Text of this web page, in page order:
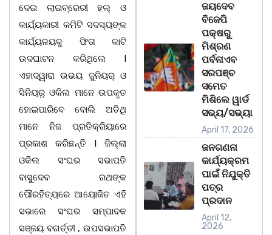
ଦେଇ ଲାଇବ୍ରେରୀ ହଲ୍ ଓ
କାର୍ଯ୍ୟକାରୀ କମିଟି ସଦସ୍ୟଙ୍କ
କାର୍ଯ୍ୟଳୟକୁ ଫିତା କାଟି
ଉଦଘାଟନ କରିଥିଲେ l
ଏହାଦ୍ୱାରା ଉଭୟ ଜୁନିୟର୍ ଓ
ସିନିୟର଼୍ ଓକିଲ ମାନେ ଉପକୃତ
ହୋଇପାରିବେ ବୋଲି ଅତିଥି
ମାନେ ନିଜ ପ୍ରତିକ୍ରିୟାରେ
ପ୍ରକାଶ କରିଛନ୍ତି l ଜିଲ୍ଲା
ଓକିଲ ସଂଘର ସଭାପତି
ବାସୁଦେବ ରଥଙ୍କ
ପୌରହିତ୍ୟରେ ଆୟୋଜିତ ଏହି
ସଭାରେ ସଂଘର ସମ୍ପାଦକ
ସଞ୍ଜୟ ବଗର୍ତ୍ତୀ , ଉପସଭାପତି
ଜୟଦେବ
ବିଜେପି
ପକ୍ଷରୁ
ମିଶ୍ରଣ
ପର୍ବନାଏବ
ସରପଞ୍ଚ
ସମେତ
ମିଶିଲେ ୱାର୍ଡ
ସଭ୍ୟ/ସଭ୍ୟା
April 17, 2026
ଜନଗଣନା
କାର୍ଯ୍ୟକ୍ରମ
ପାଇଁ ନିଯୁକ୍ତି
ପତ୍ର
ପ୍ରଦାନ
April 12,
2026